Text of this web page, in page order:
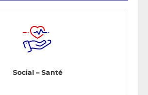
Social – Santé